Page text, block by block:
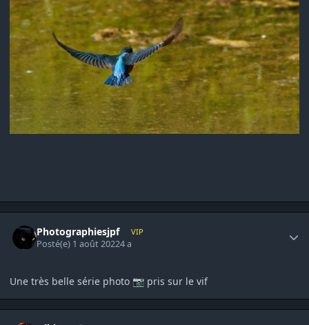
Photographiesjpf VIP
Posté(e) 1 août 20224 a
Une très belle série photo 📷 pris sur le vif